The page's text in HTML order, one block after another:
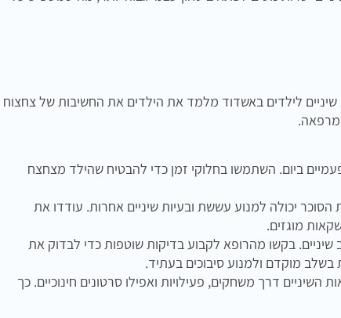
שיניים לילדים באשדוד מלמד את הילדים את החשיבות של צחצוח
ביום. השתמשו בחלוקי זמן כדי להבטיח שהילד מצחצח
יכולה למנוע עששת ובעיות שיניים אחרות. עודדו את
מוגזים.
בקשו מהרופא לקבוע בדיקות שוטפות כדי לבדוק את
בשלב מוקדם ולמנוע סיבוכים בעתיד.
השיניים דרך משחקים, פעילויות ואפילו סרטונים חינוכיים. כך